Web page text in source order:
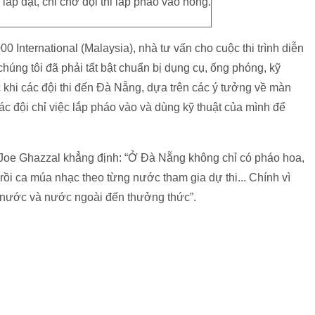
International (Malaysia), nhà tư vấn cho cuộc thi trình diễn
tôi đã phải tất bật chuẩn bị dụng cụ, ống phóng, kỹ
các đội thi đến Đà Nẵng, dựa trên các ý tưởng về màn
đội chỉ việc lắp pháo vào và dùng kỹ thuật của mình để
Ghazzal khẳng định: “Ở Đà Nẵng không chỉ có pháo hoa,
ca múa nhạc theo từng nước tham gia dự thi... Chính vì
và nước ngoài đến thưởng thức”.